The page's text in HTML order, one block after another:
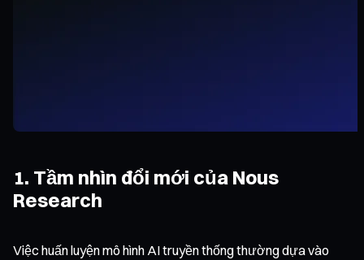
1. Tầm nhìn đổi mới của Nous
Research
Việc huấn luyện mô hình AI truyền thống thường dựa vào